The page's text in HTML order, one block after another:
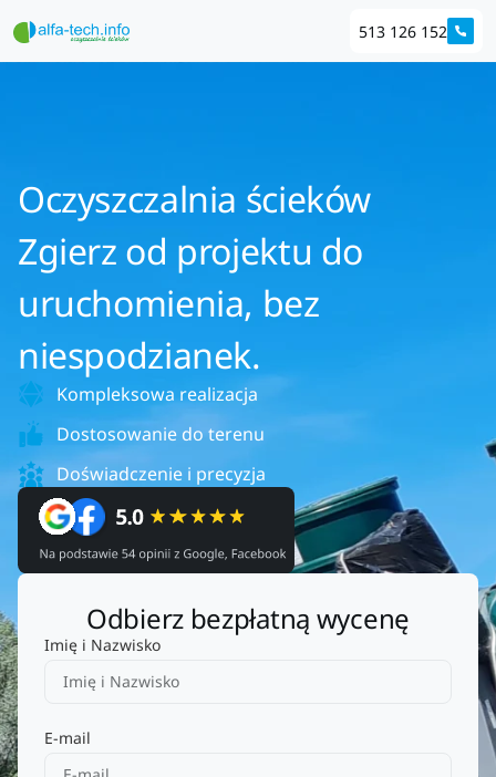
513 126 152
Oczyszczalnia ścieków
Zgierz od projektu do
uruchomienia, bez
niespodzianek.
Kompleksowa realizacja
Dostosowanie do terenu
Doświadczenie i precyzja
Odbierz bezpłatną wycenę
Imię i Nazwisko
E-mail